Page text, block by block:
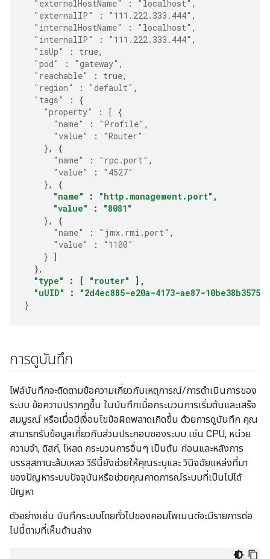
"externalHostName" : "localhost" ,
"externalIP"
: "111.222.333.444" ,
"internalHostName"
: "localhost" ,
"internalIP"
: "111.222.333.444" ,
"isUp"
: true,
"pod"
: "gateway" ,
"reachable"
: true,
"region"
: "default" ,
"tags"
:
{
"property"
: [ {
"name"
: "Profile" ,
"value"
:
"Router"
},
{
"name"
: "rpc.port" ,
"value"
:
"4527"
},
{
"name"
: "http.management.port" ,
"value"
:
"8081"
},
{
"name"
: "jmx.rmi.port" ,
"value"
:
"1100"
} ]
},
"type"
: [ "router"
],
"uUID"
:
"2d4ec885-e20a-4173-ae87-10be38b35750"
}
การดูบันทึก
ไฟล์บันทึกจะติดตามข้อความเกี่ยวกับเหตุการณ์/การดำเนินการของ
ระบบ ข้อความปรากฏขึ้น ในบันทึกเมื่อกระบวนการเริ่มต้นและเสร็จ
สมบูรณ์ หรือเมื่อมีเงื่อนไขข้อผิดพลาดเกิดขึ้น ด้วยการดูบันทึก คุณ
สามารถรับข้อมูลเกี่ยวกับส่วนประกอบของระบบ เช่น CPU, หน่วย
ความจำ, ดิสก์, โหลด กระบวนการอื่นๆ เป็นต้น ก่อนและหลังการ
บรรลุสถานะล้มเหลว วิธีนี้ยังช่วยให้คุณระบุและ วินิจฉัยแหล่งที่มา
ของปัญหาระบบปัจจุบันหรือช่วยคุณคาดการณ์ระบบที่เป็นไปได้
ปัญหา
ตัวอย่างเช่น บันทึกระบบโดยทั่วไปของคอมโพเนนต์จะมีรายการต่อ
ไปนี้ตามที่เห็นด้านล่าง